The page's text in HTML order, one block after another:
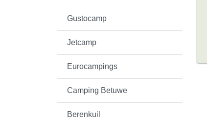
Gustocamp
Jetcamp
Eurocampings
Camping Betuwe
Berenkuil